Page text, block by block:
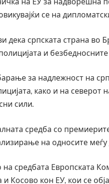
се на
дека српската страна
и
за надлежност на
како и на северот
сили.
средба со
на односите меѓу
средбата Европската
Косово кон ЕУ, кои се